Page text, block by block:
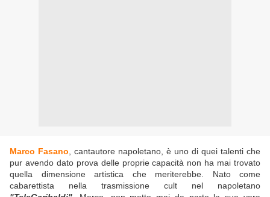
Marco Fasano , cantautore napoletano, è uno di quei talenti che
pur avendo dato prova delle proprie capacità non ha mai trovato
quella dimensione artistica che meriterebbe. Nato come
cabarettista nella trasmissione cult nel napoletano